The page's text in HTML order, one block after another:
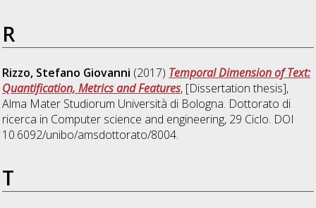
R
Rizzo, Stefano Giovanni (2017) Temporal Dimension of Text:
Quantification, Metrics and Features, [Dissertation thesis],
Alma Mater Studiorum Università di Bologna. Dottorato di
ricerca in Computer science and engineering, 29 Ciclo. DOI
10.6092/unibo/amsdottorato/8004.
T